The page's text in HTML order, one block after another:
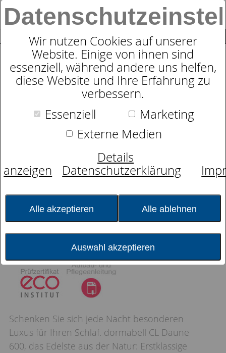
Wir nutzen Cookies auf unserer
Website. Einige von ihnen sind
essenziell, während andere uns helfen,
diese Website und Ihre Erfahrung zu
verbessern.
Essenziell
Marketing
Externe Medien
Details
anzeigen
Datenschutzerklärung
Alle akzeptieren Alle ablehnen
Auswahl akzeptieren
0
Zudecke
dormabell CL Daune 600
Schenken Sie sich jede Nacht besonderen
Luxus für Ihren Schlaf. dormabell CL Daune
600, das Edelste aus der Natur: Erstklassige